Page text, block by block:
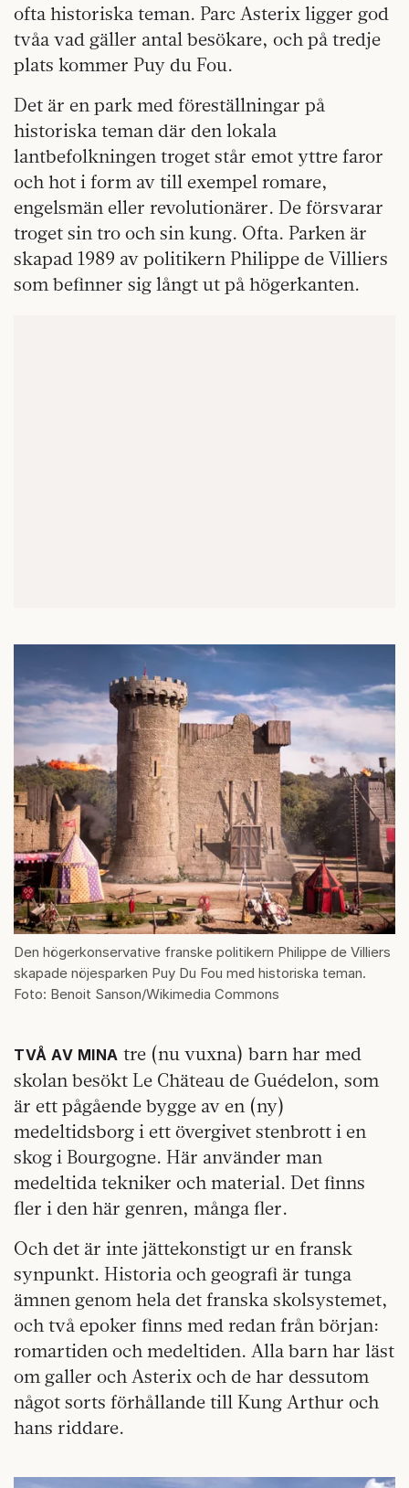
ofta historiska teman. Parc Asterix ligger god
tvåa vad gäller antal besökare, och på tredje
plats kommer Puy du Fou.
Det är en park med föreställningar på
historiska teman där den lokala
lantbefolkningen troget står emot yttre faror
och hot i form av till exempel romare,
engelsmän eller revolutionärer. De försvarar
troget sin tro och sin kung. Ofta. Parken är
skapad 1989 av politikern Philippe de Villiers
som befinner sig långt ut på högerkanten.
Den högerkonservative franske politikern Philippe de Villiers
skapade nöjesparken Puy Du Fou med historiska teman.
Foto: Benoit Sanson/Wikimedia Commons
TVÅ AV MINA tre (nu vuxna) barn har med
skolan besökt Le Chäteau de Guédelon, som
är ett pågående bygge av en (ny)
medeltidsborg i ett övergivet stenbrott i en
skog i Bourgogne. Här använder man
medeltida tekniker och material. Det finns
fler i den här genren, många fler.
Och det är inte jättekonstigt ur en fransk
synpunkt. Historia och geografi är tunga
ämnen genom hela det franska skolsystemet,
och två epoker finns med redan från början:
romartiden och medeltiden. Alla barn har läst
om galler och Asterix och de har dessutom
något sorts förhållande till Kung Arthur och
hans riddare.